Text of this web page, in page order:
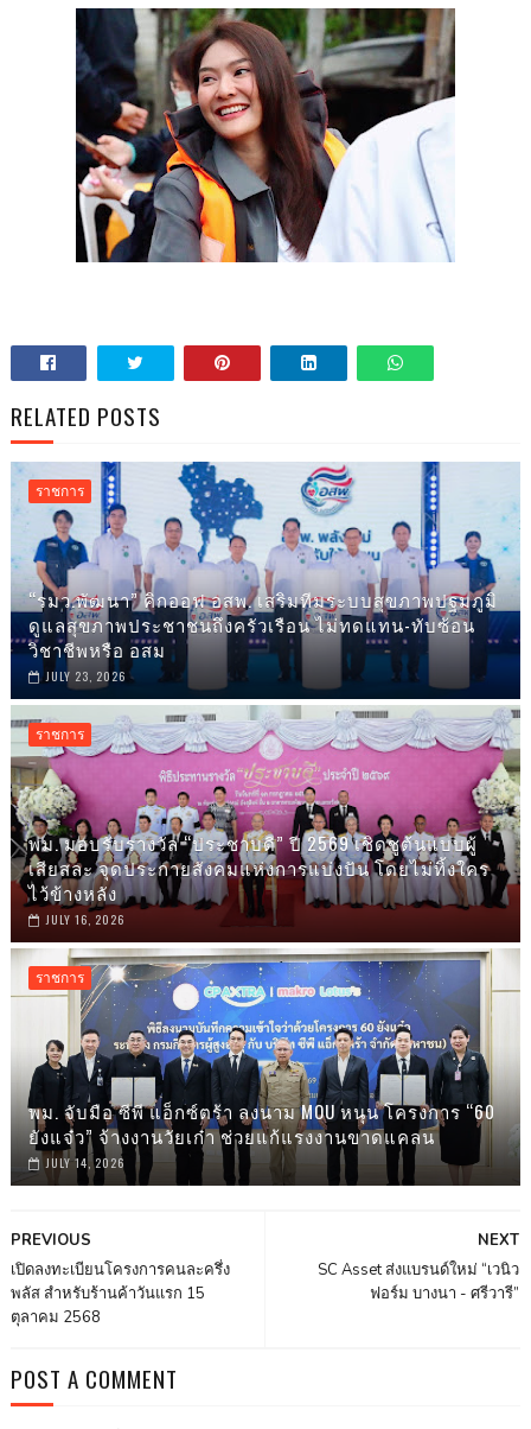
RELATED POSTS
ราชการ
“รมว.พัฒนา” คิกออฟ อสพ. เสริมทีมระบบสุขภาพปฐมภูมิ
ดูแลสุขภาพประชาชนถึงครัวเรือน ไม่ทดแทน-ทับซ้อน
วิชาชีพหรือ อสม
JULY 23, 2026
ราชการ
พม. มอบรับรางวัล “ประชาบดี” ปี 2569 เชิดชูต้นแบบผู้
เสียสละ จุดประกายสังคมแห่งการแบ่งปัน โดยไม่ทิ้งใคร
ไว้ข้างหลัง
JULY 16, 2026
ราชการ
พม. จับมือ ซีพี แอ็กซ์ตร้า ลงนาม MOU หนุน โครงการ “60
ยังแจ๋ว” จ้างงานวัยเก๋า ช่วยแก้แรงงานขาดแคลน
JULY 14, 2026
NEXT
SC Asset ส่งแบรนด์ใหม่ “เวนิว
ฟอร์ม บางนา - ศรีวารี”
PREVIOUS
เปิดลงทะเบียนโครงการคนละครึ่ง
พลัส สำหรับร้านค้าวันแรก 15
ตุลาคม 2568
POST A COMMENT